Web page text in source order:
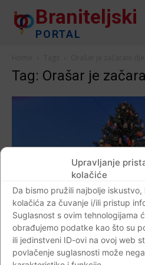
Upravljanje
kolačiće
Da bismo pružili najbolje
kolačića za čuvanje i/ili pristup
Suglasnost s ovim tehnologijama
obrađujemo podatke kao što su
ili jedinstveni ID-ovi na ovoj web
povlačenje suglasnosti može
Braniteljski
PORTAL
Tag: Orašar je